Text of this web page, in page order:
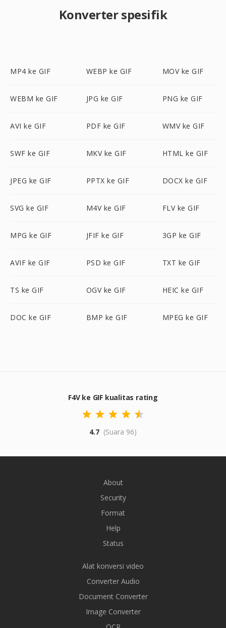
Konverter spesifik
MP4 ke GIF WEBP ke GIF MOV ke GIF
WEBM ke GIF JPG ke GIF PNG ke GIF
AVI ke GIF PDF ke GIF WMV ke GIF
SWF ke GIF MKV ke GIF HTML ke GIF
JPEG ke GIF PPTX ke GIF DOCX ke GIF
SVG ke GIF M4V ke GIF FLV ke GIF
MPG ke GIF JFIF ke GIF 3GP ke GIF
AVIF ke GIF PSD ke GIF TXT ke GIF
TS ke GIF OGV ke GIF HEIC ke GIF
DOC ke GIF BMP ke GIF MPEG ke GIF
F4V ke GIF kualitas rating
4.7 (Suara 96)
About
Security
Format
Help
Status
Alat konversi video
Converter Audio
Document Converter
Image Converter